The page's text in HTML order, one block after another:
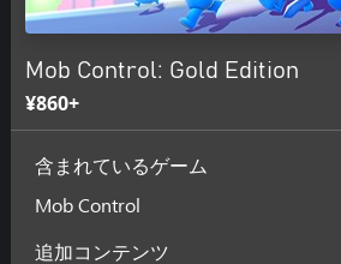
Mob Control: Gold Edition
¥860+
含まれているゲーム
Mob Control
追加コンテンツ